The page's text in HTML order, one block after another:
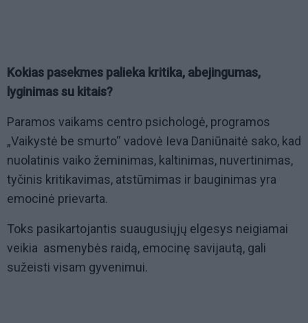
Kokias pasekmes palieka kritika, abejingumas,
lyginimas su kitais?
Paramos vaikams centro psichologė, programos
„Vaikystė be smurto“ vadovė Ieva Daniūnaitė sako, kad
nuolatinis vaiko žeminimas, kaltinimas, nuvertinimas,
tyčinis kritikavimas, atstūmimas ir bauginimas yra
emocinė prievarta.
Toks pasikartojantis suaugusiųjų elgesys neigiamai
veikia asmenybės raidą, emocinę savijautą, gali
sužeisti visam gyvenimui.